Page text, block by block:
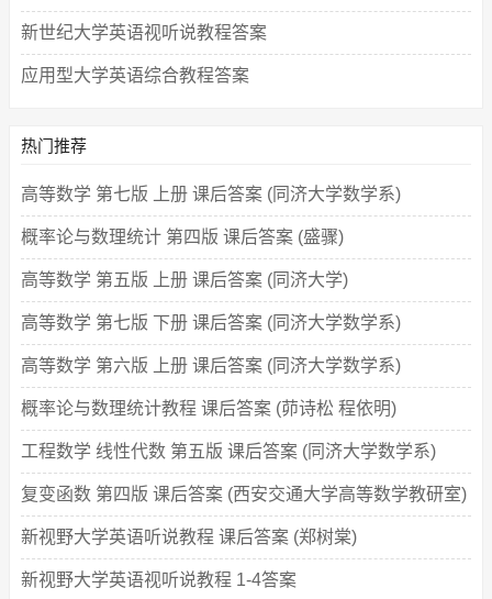
新世纪大学英语视听说教程答案
应用型大学英语综合教程答案
热门推荐
高等数学 第七版 上册 课后答案 (同济大学数学系)
概率论与数理统计 第四版 课后答案 (盛骤)
高等数学 第五版 上册 课后答案 (同济大学)
高等数学 第七版 下册 课后答案 (同济大学数学系)
高等数学 第六版 上册 课后答案 (同济大学数学系)
概率论与数理统计教程 课后答案 (茆诗松 程依明)
工程数学 线性代数 第五版 课后答案 (同济大学数学系)
复变函数 第四版 课后答案 (西安交通大学高等数学教研室)
新视野大学英语听说教程 课后答案 (郑树棠)
新视野大学英语视听说教程 1-4答案